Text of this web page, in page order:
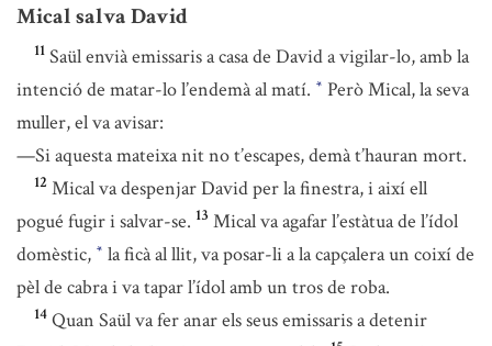
Mical salva David
11 Saül envià emissaris a casa de David a vigilar-lo, amb la
intenció de matar-lo l’endemà al matí. * Però Mical, la seva
muller, el va avisar:
—Si aquesta mateixa nit no t’escapes, demà t’hauran mort.
12 Mical va despenjar David per la finestra, i així ell
pogué fugir i salvar-se. 13 Mical va agafar l’estàtua de l’ídol
domèstic, * la ficà al llit, va posar-li a la capçalera un coixí de
pèl de cabra i va tapar l’ídol amb un tros de roba.
14 Quan Saül va fer anar els seus emissaris a detenir